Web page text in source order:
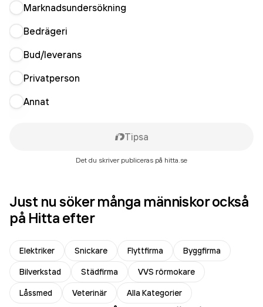
Marknadsundersökning
Bedrägeri
Bud/leverans
Privatperson
Annat
Tipsa
Det du skriver publiceras på hitta.se
Just nu söker många människor också
på Hitta efter
Elektriker Snickare Flyttfirma
Byggfirma
Bilverkstad
Städfirma
VVS rörmokare
Låssmed
Veterinär Alla Kategorier